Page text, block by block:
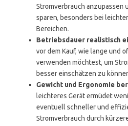
Stromverbrauch anzupassen
sparen, besonders bei
Bereichen.
Betriebsdauer realistisch
vor dem Kauf, wie lange und
verwenden möchtest, um
besser einschätzen zu
Gewicht und Ergonomie
leichteres Gerät ermüdet
eventuell schneller und
Stromverbrauch durch